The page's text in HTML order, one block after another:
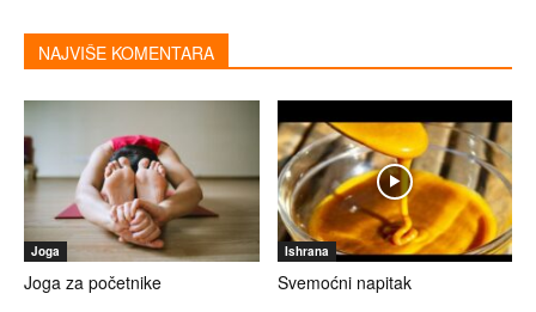
NAJVIŠE KOMENTARA
Joga
Joga za početnike
Ishrana
Svemoćni napitak